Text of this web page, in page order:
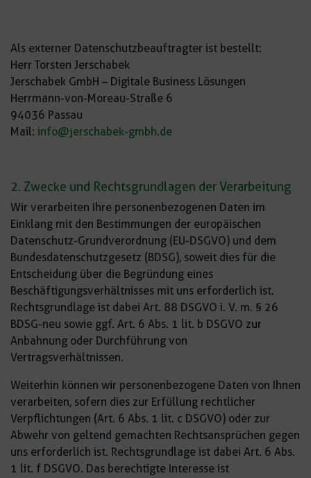
Als externer Datenschutzbeauftragter ist bestellt:
Herr Torsten Jerschabek
Jerschabek GmbH – Digitale Business Lösungen
Herrmann-von-Moreau-Straße 6
94036 Passau
Mail: info@jerschabek-gmbh.de
2. Zwecke und Rechtsgrundlagen der Verarbeitung
Wir verarbeiten Ihre personenbezogenen Daten im
Einklang mit den Bestimmungen der europäischen
Datenschutz-Grundverordnung (EU-DSGVO) und dem
Bundesdatenschutzgesetz (BDSG), soweit dies für die
Entscheidung über die Begründung eines
Beschäftigungsverhältnisses mit uns erforderlich ist.
Rechtsgrundlage ist dabei Art. 88 DSGVO i. V. m. § 26
BDSG-neu sowie ggf. Art. 6 Abs. 1 lit. b DSGVO zur
Anbahnung oder Durchführung von
Vertragsverhältnissen.
Weiterhin können wir personenbezogene Daten von Ihnen
verarbeiten, sofern dies zur Erfüllung rechtlicher
Verpflichtungen (Art. 6 Abs. 1 lit. c DSGVO) oder zur
Abwehr von geltend gemachten Rechtsansprüchen gegen
uns erforderlich ist. Rechtsgrundlage ist dabei Art. 6 Abs.
1 lit. f DSGVO. Das berechtigte Interesse ist